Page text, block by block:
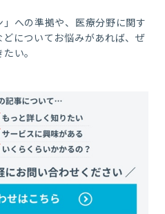
への準拠や、医療分野に関す
についてお悩みがあれば、ぜ
い。